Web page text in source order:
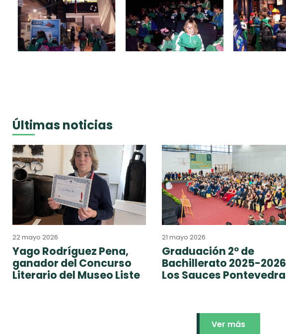
Últimas noticias
22 mayo 2026
Yago Rodríguez Pena,
ganador del Concurso
Literario del Museo Liste
21 mayo 2026
Graduación 2º de
Bachillerato 2025-2026
Los Sauces Pontevedra
Ver más